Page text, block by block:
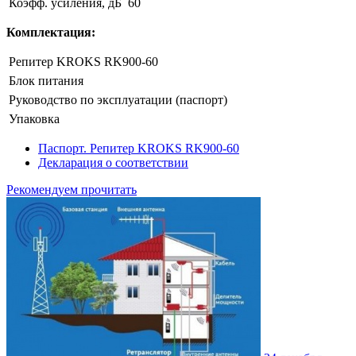
Коэфф. усиления, дБ 60
Комплектация:
Репитер KROKS RK900-60
Блок питания
Руководство по эксплуатации (паспорт)
Упаковка
Паспорт. Репитер KROKS RK900-60
Декларация о соответствии
Рекомендуем прочитать